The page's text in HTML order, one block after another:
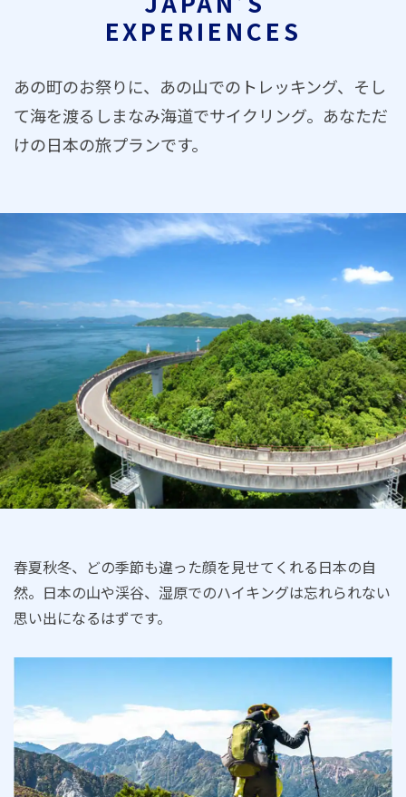
EXPERIENCES
あの町のお祭りに、あの山でのトレッキング、そし
て海を渡るしまなみ海道でサイクリング。あなただ
けの日本の旅プランです。
春夏秋冬、どの季節も違った顔を見せてくれる日本の自
然。日本の山や渓谷、湿原でのハイキングは忘れられない
思い出になるはずです。